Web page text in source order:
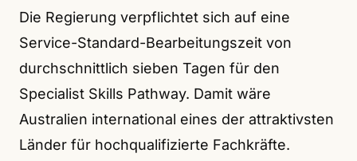
Die Regierung verpflichtet sich auf eine
Service-Standard-Bearbeitungszeit von
durchschnittlich sieben Tagen für den
Specialist Skills Pathway. Damit wäre
Australien international eines der attraktivsten
Länder für hochqualifizierte Fachkräfte.